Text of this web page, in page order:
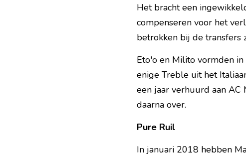
Het bracht een
compenseren voor het
betrokken bij de transfers
Eto'o en Milito vormden
enige Treble uit het
een jaar verhuurd aan AC
daarna over.
Pure Ruil
In januari 2018 hebben